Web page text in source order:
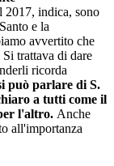
2017, indica, sono
e la
avvertito che
trattava di dare
ricorda
può parlare di S.
a tutti come il
l'altro. Anche
all'importanza